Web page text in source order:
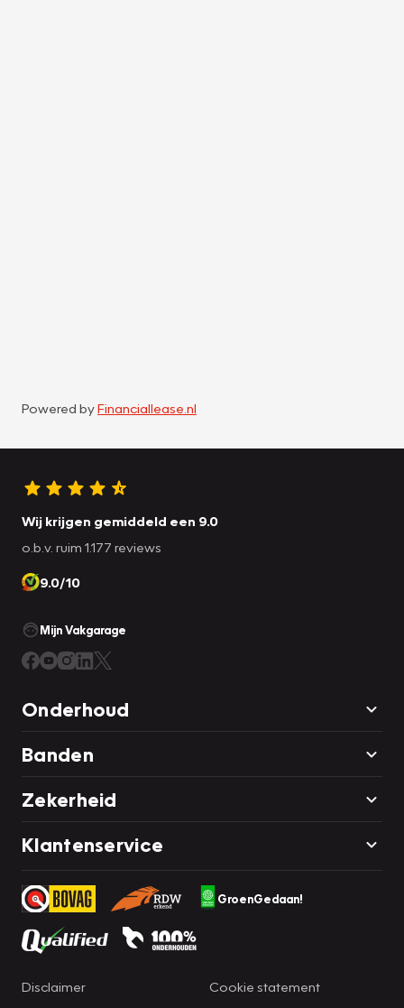
Powered byFinanciallease.nl
Wij krijgen gemiddeld een 9.0
o.b.v. ruim 1.177 reviews
9.0/10
Mijn Vakgarage
Onderhoud
Banden
Zekerheid
Klantenservice
GroenGedaan!
Disclaimer
Cookie statement